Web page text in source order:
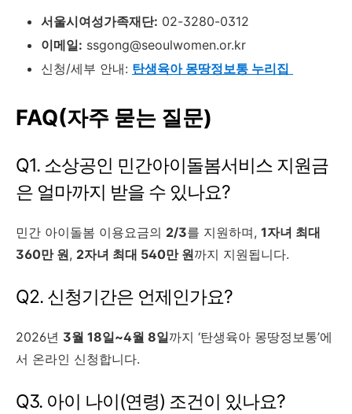
서울시여성가족재단: 02-3280-0312
이메일: ssgong@seoulwomen.or.kr
신청/세부 안내: 탄생육아 몽땅정보통 누리집
FAQ(자주 묻는 질문)
Q1. 소상공인 민간아이돌봄서비스 지원금
은 얼마까지 받을 수 있나요?
민간 아이돌봄 이용요금의 2/3를 지원하며, 1자녀 최대
360만 원, 2자녀 최대 540만 원까지 지원됩니다.
Q2. 신청기간은 언제인가요?
2026년 3월 18일~4월 8일까지 ‘탄생육아 몽땅정보통’에
서 온라인 신청합니다.
Q3. 아이 나이(연령) 조건이 있나요?